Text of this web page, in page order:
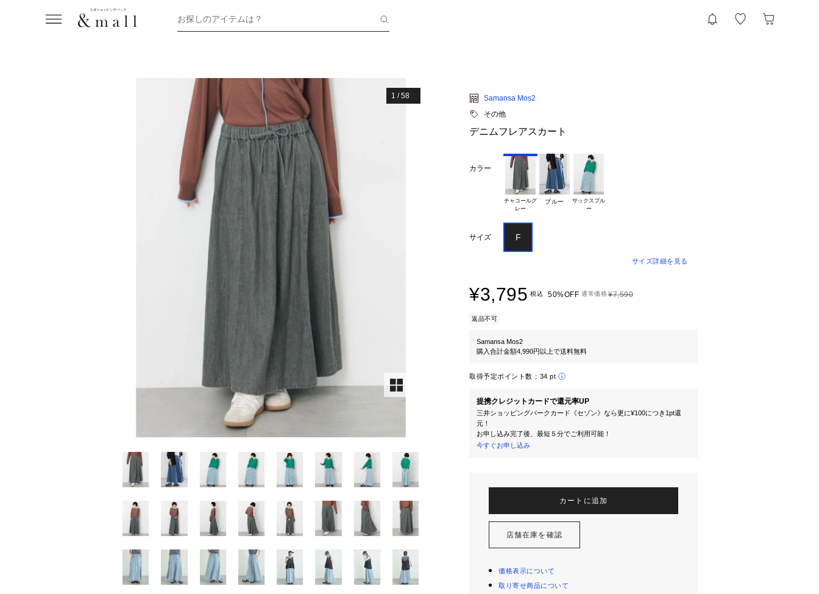
お探しのアイテムは？
1 /58
Samansa Mos2
その他
デニムフレアスカート
カラー
チャコールグ
ブルー
サックスブル
ー
サイズ F
サイズ詳細を見る
¥3,795 税込 50%OFF 通常価格¥7,590
返品不可
Samansa Mos2
購入合計金額4,990円以上で送料無料
取得予定ポイント数： 34 pt
提携クレジットカードで還元率UP
三井ショッピングパークカード《セゾン》なら更に¥100につき1pt還
元！
お申し込み完了後、最短５分でご利用可能！
今すぐお申し込み
カートに追加
店舗在庫を確認
価格表示について
取り寄せ商品について